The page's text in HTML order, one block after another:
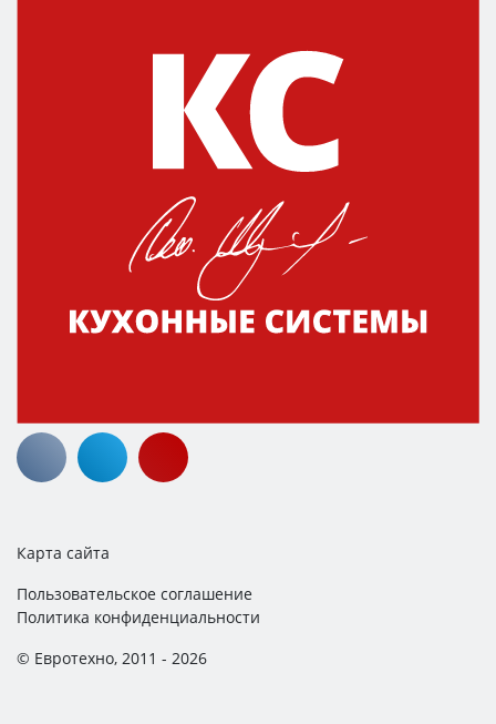
Карта сайта
Пользовательское соглашение
Политика конфиденциальности
© Евротехно, 2011 - 2026